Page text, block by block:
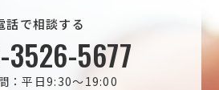
話で相談する
3526-5677
：平日9:30～19:00